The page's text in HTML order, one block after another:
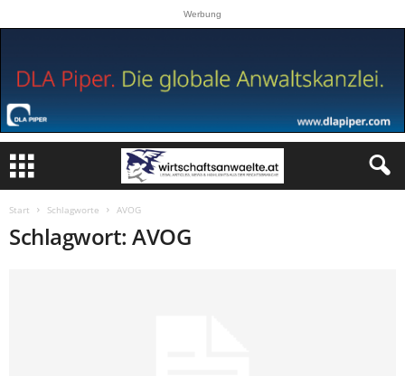
Werbung
Start Schlagworte AVOG
Schlagwort: AVOG